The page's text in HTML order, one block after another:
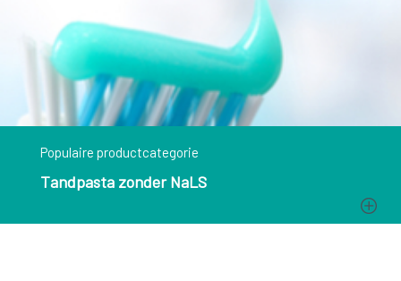
Populaire productcategorie
Tandpasta zonder NaLS